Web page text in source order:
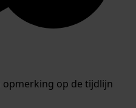
opmerking op de tijdlijn